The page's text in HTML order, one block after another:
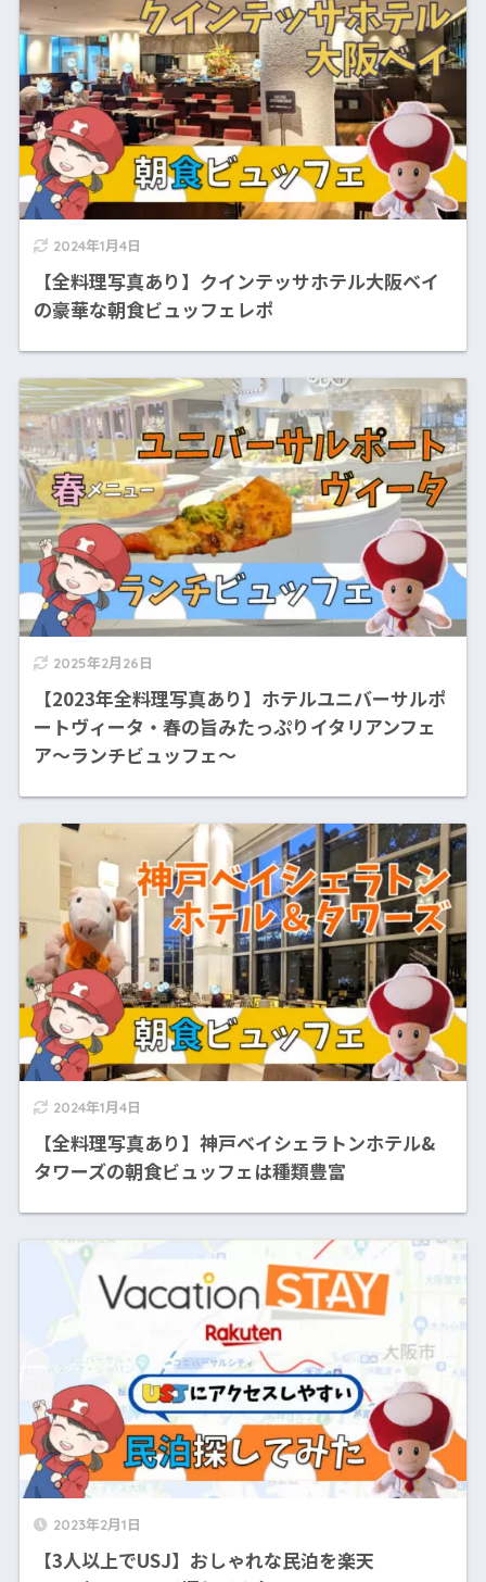
2024年1月4日
【全料理写真あり】クインテッサホテル大阪ベイ
の豪華な朝食ビュッフェレポ
2025年2月26日
【2023年全料理写真あり】ホテルユニバーサルポ
ートヴィータ・春の旨みたっぷりイタリアンフェ
ア～ランチビュッフェ～
2024年1月4日
【全料理写真あり】神戸ベイシェラトンホテル&
タワーズの朝食ビュッフェは種類豊富
2023年2月1日
【3人以上でUSJ】おしゃれな民泊を楽天